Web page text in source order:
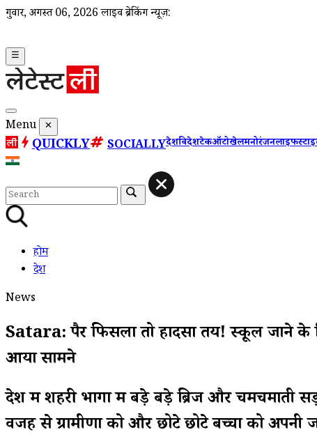
गुरूवार, अगस्त 06, 2026 लाइव ब्रेकिंग न्यूज़:
☰
Menu ✕
QUICKLY SOCIALLYदेशविदेशटेकऑटोखेलमनोरंजन
होम
देश
News
Satara: पैर फिसला तो हादसा तय! स्कूल जाने के
आया सामने
देश में शहरी भागों में बड़े बड़े ब्रिज और चमचमाती
वजह से ग्रामीणों को और छोटे छोटे बच्चों को अपनी